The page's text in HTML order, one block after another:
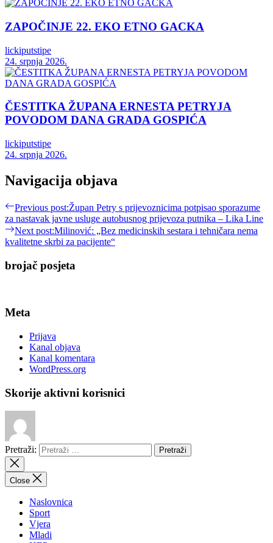
ZAPOČINJE 22. EKO ETNO GACKA
lickiputstipe
24. srpnja 2026.
ČESTITKA ŽUPANA ERNESTA PETRYJA
POVODOM DANA GRADA GOSPIĆA
lickiputstipe
24. srpnja 2026.
Navigacija objava
Previous post:Župan Petry s prijevoznicima potpisao sporazume
za nastavak javne usluge autobusnog prijevoza putnika – Lika Line
Next post:Milinović: „Bez medicinskih sestara i tehničara nema
kvalitetne skrbi za pacijente“
brojač posjeta
Meta
Prijava
Kanal objava
Kanal komentara
WordPress.org
Skorije aktivni korisnici
Pretraži:
Close
Naslovnica
Sport
Vjera
Mladi